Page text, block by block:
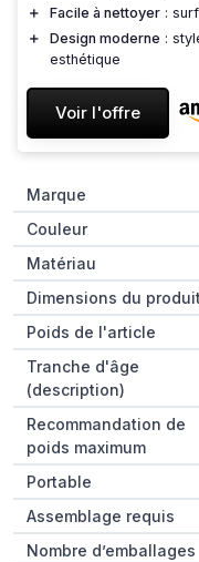
＋
Facile à nettoyer :
＋
Design moderne :
esthétique
Voir l'offre
Marque
Couleur
Matériau
Dimensions du produit
Poids de l'article
Tranche d'âge
(description)
Recommandation de
poids maximum
Portable
Assemblage requis
Nombre d’emballages